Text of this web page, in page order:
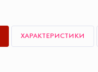
ХАРАКТЕРИСТИКИ